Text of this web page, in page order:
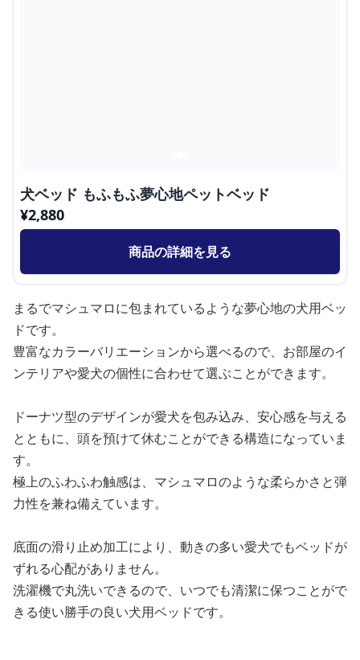
犬ベッド もふもふ夢心地ペットベッド
¥2,880
商品の詳細を見る
まるでマシュマロに包まれているような夢心地の犬用ベッ
ドです。
豊富なカラーバリエーションから選べるので、お部屋のイ
ンテリアや愛犬の個性に合わせて選ぶことができます。
ドーナツ型のデザインが愛犬を包み込み、安心感を与える
とともに、頭を預けて休むことができる構造になっていま
す。
極上のふわふわ触感は、マシュマロのような柔らかさと弾
力性を兼ね備えています。
底面の滑り止め加工により、動きの多い愛犬でもベッドが
ずれる心配がありません。
洗濯機で丸洗いできるので、いつでも清潔に保つことがで
きる使い勝手の良い犬用ベッドです。